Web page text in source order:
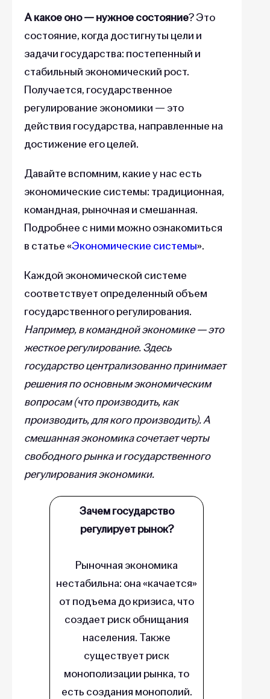
А какое оно — нужное состояние? Это
состояние, когда достигнуты цели и
задачи государства: постепенный и
стабильный экономический рост.
Получается, государственное
регулирование экономики — это
действия государства, направленные на
достижение его целей.
Давайте вспомним, какие у нас есть
экономические системы: традиционная,
командная, рыночная и смешанная.
Подробнее с ними можно ознакомиться
в статье «Экономические системы».
Каждой экономической системе
соответствует определенный объем
государственного регулирования.
Например, в командной экономике — это
жесткое регулирование. Здесь
государство централизованно принимает
решения по основным экономическим
вопросам (что производить, как
производить, для кого производить). А
смешанная экономика сочетает черты
свободного рынка и государственного
регулирования экономики.
Зачем государство
регулирует рынок?
Рыночная экономика
нестабильна: она «качается»
от подъема до кризиса, что
создает риск обнищания
населения. Также
существует риск
монополизации рынка, то
есть создания монополий.